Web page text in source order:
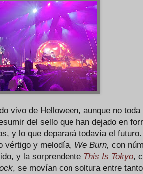
vivo de Helloween, aunque no toda
del sello que han dejado en
y lo que deparará todavía el futuro.
vértigo y melodía, We Burn, con
y la sorprendente This Is Tokyo,
, se movían con soltura entre tanto